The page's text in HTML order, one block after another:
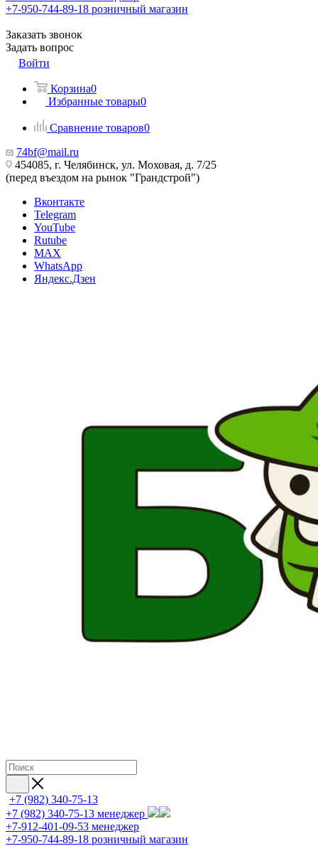
+7-950-744-89-18 розничный магазин
Заказать звонок
Задать вопрос
Войти
Корзина0
Избранные товары0
Сравнение товаров0
74bf@mail.ru
454085, г. Челябинск, ул. Моховая, д. 7/25
(перед въездом на рынок "Грандстрой")
Вконтакте
Telegram
YouTube
Rutube
MAX
WhatsApp
Яндекс.Дзен
+7 (982) 340-75-13
+7 (982) 340-75-13 менеджер
+7-912-401-09-53 менеджер
+7-950-744-89-18 розничный магазин